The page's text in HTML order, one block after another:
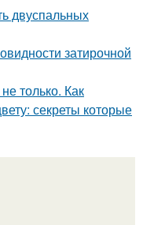
двуспальных
затирочной
только. Как
секреты которые